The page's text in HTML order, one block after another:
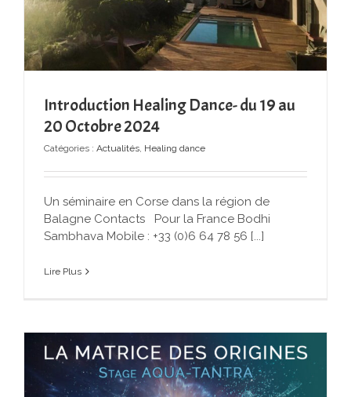
Introduction Healing Dance- du 19 au
20 Octobre 2024
Catégories : Actualités Healing dance
Un séminaire en Corse dans la région de
Balagne Contacts Pour la France Bodhi
Sambhava Mobile : +33 (0)6 64 78 56 [...]
Lire Plus